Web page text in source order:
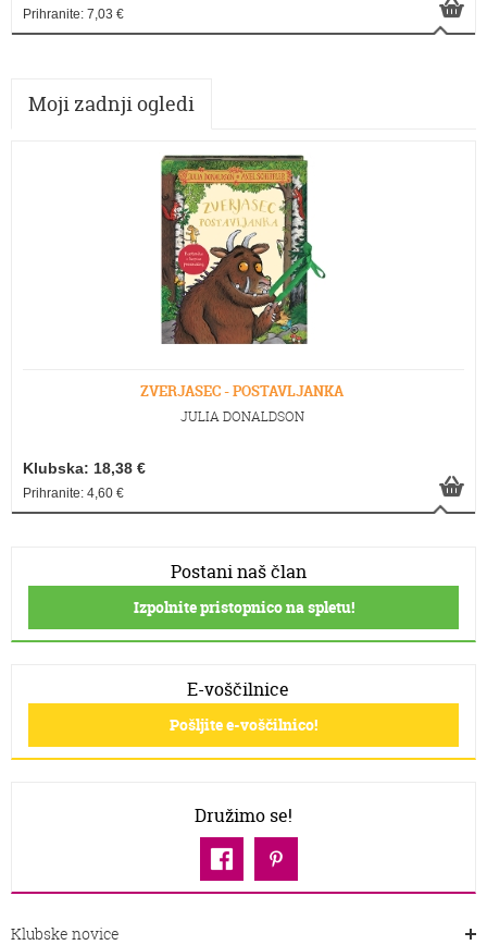
Prihranite: 7,03 €
Moji zadnji ogledi
ZVERJASEC - POSTAVLJANKA
JULIA DONALDSON
Klubska: 18,38 €
Prihranite: 4,60 €
Postani naš član
Izpolnite pristopnico na spletu!
E-voščilnice
Pošljite e-voščilnico!
Družimo se!
Klubske novice